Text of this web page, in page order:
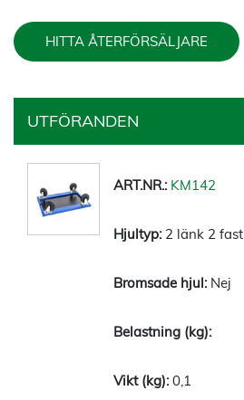
HITTA ÅTERFÖRSÄLJARE
UTFÖRANDEN
KM142
2 länk 2 fast
Nej
0,1